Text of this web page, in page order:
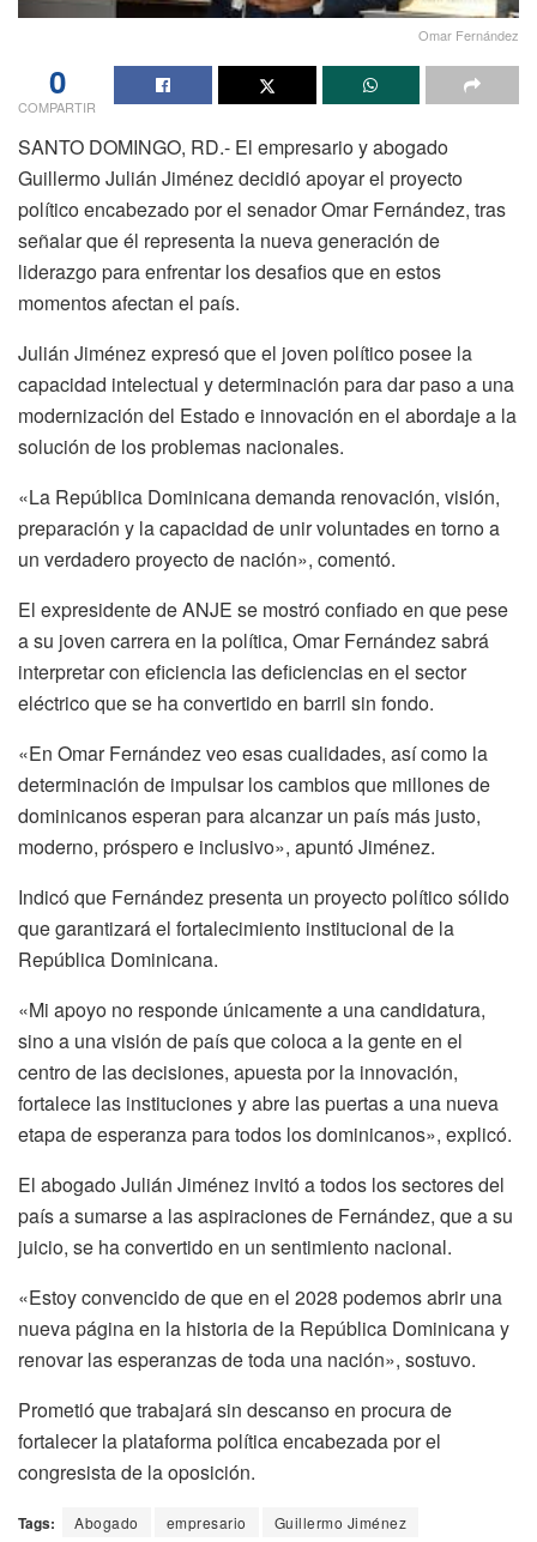
Omar Fernández
0
COMPARTIR
SANTO DOMINGO, RD.- El empresario y abogado
Guillermo Julián Jiménez decidió apoyar el proyecto
político encabezado por el senador Omar Fernández, tras
señalar que él representa la nueva generación de
liderazgo para enfrentar los desafios que en estos
momentos afectan el país.
Julián Jiménez expresó que el joven político posee la
capacidad intelectual y determinación para dar paso a una
modernización del Estado e innovación en el abordaje a la
solución de los problemas nacionales.
«La República Dominicana demanda renovación, visión,
preparación y la capacidad de unir voluntades en torno a
un verdadero proyecto de nación», comentó.
El expresidente de ANJE se mostró confiado en que pese
a su joven carrera en la política, Omar Fernández sabrá
interpretar con eficiencia las deficiencias en el sector
eléctrico que se ha convertido en barril sin fondo.
«En Omar Fernández veo esas cualidades, así como la
determinación de impulsar los cambios que millones de
dominicanos esperan para alcanzar un país más justo,
moderno, próspero e inclusivo», apuntó Jiménez.
Indicó que Fernández presenta un proyecto político sólido
que garantizará el fortalecimiento institucional de la
República Dominicana.
«Mi apoyo no responde únicamente a una candidatura,
sino a una visión de país que coloca a la gente en el
centro de las decisiones, apuesta por la innovación,
fortalece las instituciones y abre las puertas a una nueva
etapa de esperanza para todos los dominicanos», explicó.
El abogado Julián Jiménez invitó a todos los sectores del
país a sumarse a las aspiraciones de Fernández, que a su
juicio, se ha convertido en un sentimiento nacional.
«Estoy convencido de que en el 2028 podemos abrir una
nueva página en la historia de la República Dominicana y
renovar las esperanzas de toda una nación», sostuvo.
Prometió que trabajará sin descanso en procura de
fortalecer la plataforma política encabezada por el
congresista de la oposición.
Tags: Abogado empresario
Guillermo Jiménez